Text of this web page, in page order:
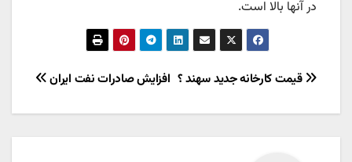
در آنها بالا است.
راهبری
نوشته
افزایش صادرات نفت ایران قیمت کارخانه جدید سهند ؟